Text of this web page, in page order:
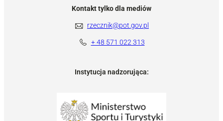
Kontakt tylko dla mediów
rzecznik@pot.gov.pl
+ 48 571 022 313
Instytucja nadzorująca: